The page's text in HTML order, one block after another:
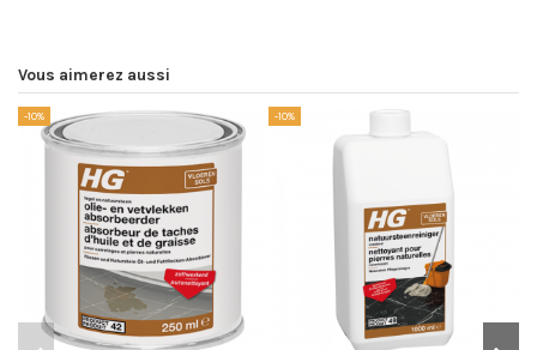
Vous aimerez aussi
-10% -10%